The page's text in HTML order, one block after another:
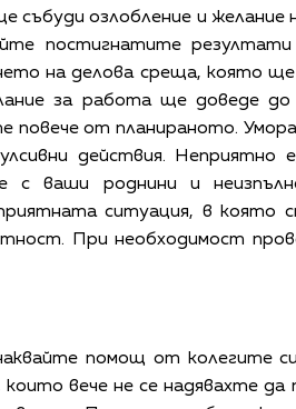
събуди озлобление и
постигнатите
на делова среща, която ще
за работа ще доведе до
повече от планираното.
действия. Неприятно
с ваши роднини и
ситуация, в която
При необходимост
помощ от колегите
вече не се надявахте